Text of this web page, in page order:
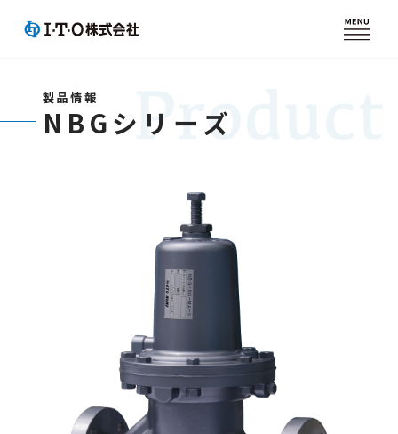
EN / Global Network
製品情報
製品情報
NBGシリーズ